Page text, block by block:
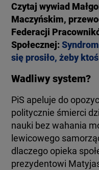
Czytaj wywiad
Maczyńskim,
Federacji
Społecznej:
się prosiło, żeby
Wadliwy system?
PiS apeluje do
politycznie śmierci
nauki bez wahania
lewicowego
dlaczego opieka
prezydentowi